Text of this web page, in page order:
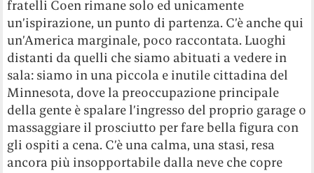
fratelli Coen rimane solo ed unicamente
un’ispirazione, un punto di partenza. C’è anche qui
un’America marginale, poco raccontata. Luoghi
distanti da quelli che siamo abituati a vedere in
sala: siamo in una piccola e inutile cittadina del
Minnesota, dove la preoccupazione principale
della gente è spalare l’ingresso del proprio garage o
massaggiare il prosciutto per fare bella figura con
gli ospiti a cena. C’è una calma, una stasi, resa
ancora più insopportabile dalla neve che copre